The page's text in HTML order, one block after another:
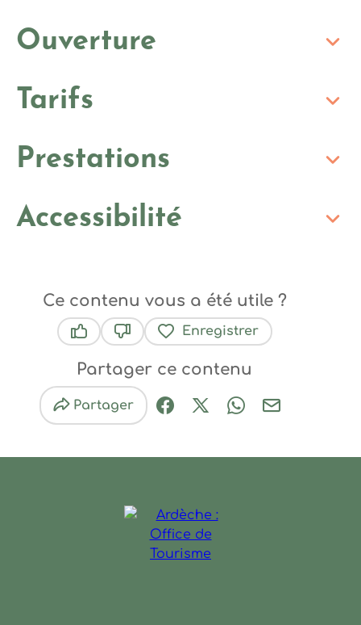
Ouverture
Tarifs
Prestations
Accessibilité
Ce contenu vous a été utile ?
Enregistrer
Partager ce contenu
Partager
Partager sur Facebook
Partager sur X / Twitter
Partager sur
Partager par